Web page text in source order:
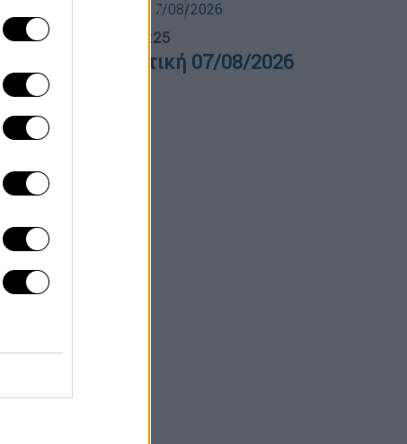
|07.08.2026 14:25
στη νοηματική 07/08/2026